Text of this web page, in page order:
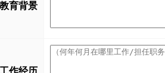
教育背景